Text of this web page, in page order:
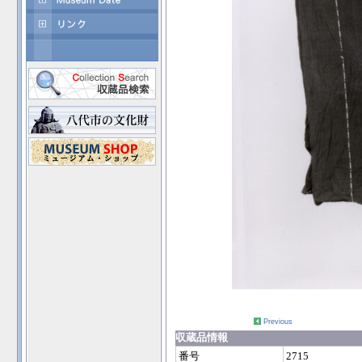
Previous
収蔵品情報
番号
2715